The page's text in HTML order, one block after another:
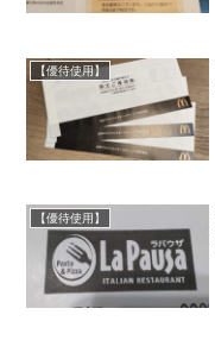
【優待使用】
【優待使用】